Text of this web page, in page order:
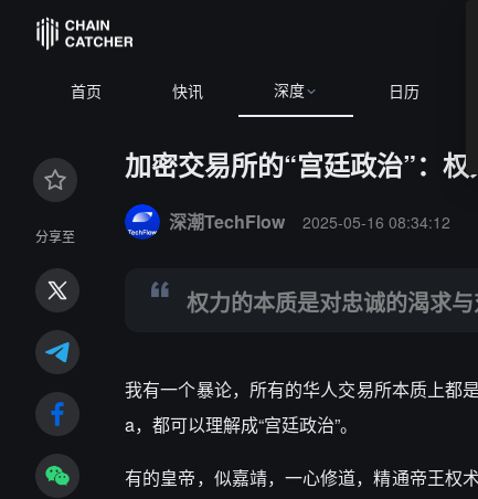
首页 快讯 深度 日历
分享至
加密交易所的“宫廷政治”：
深潮TechFlow 2025-05-16 08:34:12
权力的本质是对忠诚的渴求与
我有一个暴论，所有的华人交易所本质上都
a，都可以理解成“宫廷政治”。
有的皇帝，似嘉靖，一心修道，精通帝王权